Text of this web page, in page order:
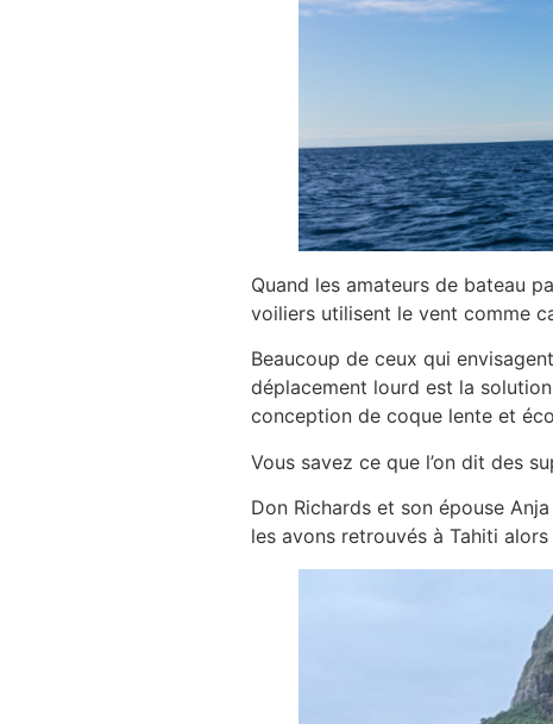
Quand les amateurs de bateau
voiliers utilisent le vent comme
Beaucoup de ceux qui
déplacement lourd est la
conception de coque lente et
Vous savez ce que l’on dit des
Don Richards et son épouse
les avons retrouvés à Tahiti